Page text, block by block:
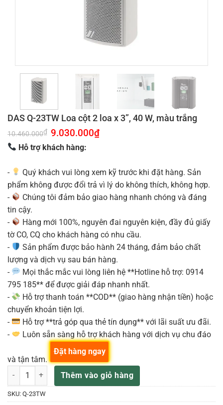
DAS Q-23TW Loa cột 2 loa x 3”, 40 W, màu trắng
10.460.000₫ Giá
gốc
là:
10.460.000₫.
9.030.000₫Giá
Hỗ trợ khách hàng:
-
Quý khách vui lòng xem kỹ trước khi đặt hàng. Sản
phẩm không được đổi trả vì lý do không thích, không hợp.
-
Chúng tôi đảm bảo giao hàng nhanh chóng và đáng
tin cậy.
-
Hàng mới 100%, nguyên đai nguyên kiện, đầy đủ giấy
tờ CO, CQ cho khách hàng có nhu cầu.
-
Sản phẩm được bảo hành 24 tháng, đảm bảo chất
lượng và dịch vụ sau bán hàng.
-
Mọi thắc mắc vui lòng liên hệ **Hotline hỗ trợ: 0914
795 185** để được giải đáp nhanh nhất.
-
Hỗ trợ thanh toán **COD** (giao hàng nhận tiền) hoặc
chuyển khoản tiện lợi.
-
Hỗ trợ **trả góp qua thẻ tín dụng** với lãi suất ưu đãi.
-
Luôn sẵn sàng hỗ trợ khách hàng với dịch vụ chu đáo
và tận tâm.
DAS Q-23TW Loa cột 2 loa x 3”, 40 W, màu trắng số lượng
Thêm vào giỏ hàng
Đặt hàng ngay
SKU: Q-23TW